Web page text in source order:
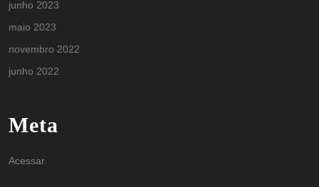
junho 2023
maio 2023
novembro 2022
junho 2022
Meta
Acessar